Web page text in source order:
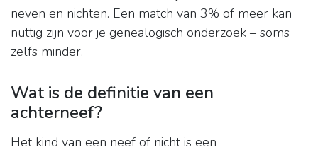
neven en nichten. Een match van 3% of meer kan
nuttig zijn voor je genealogisch onderzoek – soms
zelfs minder.
Wat is de definitie van een
achterneef?
Het kind van een neef of nicht is een